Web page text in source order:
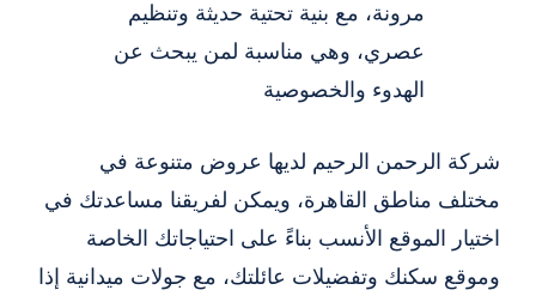
مرونة، مع بنية تحتية حديثة وتنظيم
عصري، وهي مناسبة لمن يبحث عن
الهدوء والخصوصية
شركة الرحمن الرحيم لديها عروض متنوعة في
مختلف مناطق القاهرة، ويمكن لفريقنا مساعدتك في
اختيار الموقع الأنسب بناءً على احتياجاتك الخاصة
وموقع سكنك وتفضيلات عائلتك، مع جولات ميدانية إذا